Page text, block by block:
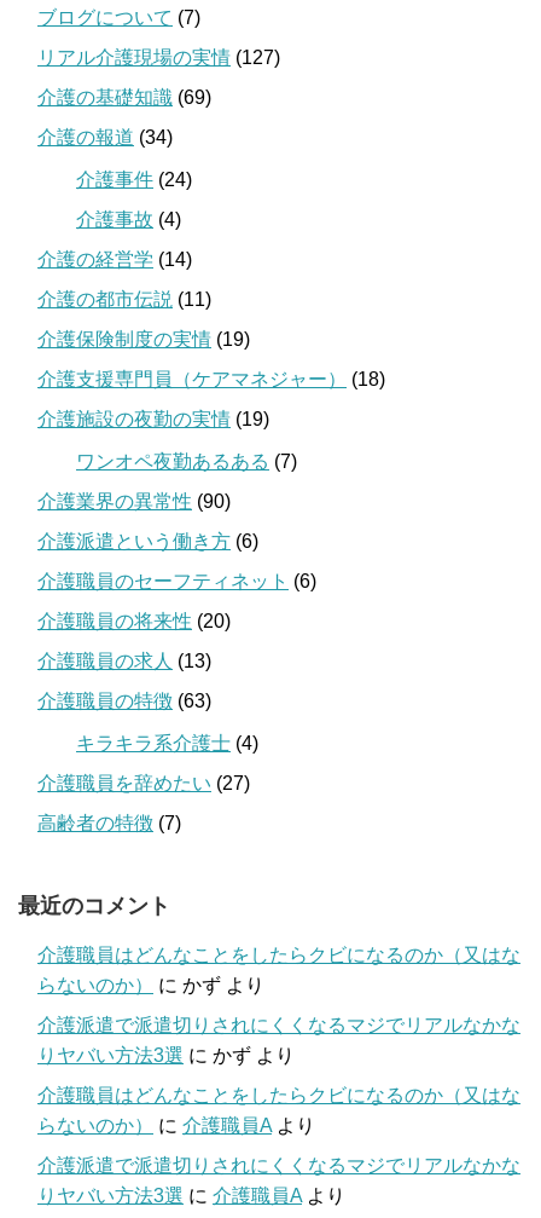
ブログについて (7)
リアル介護現場の実情 (127)
介護の基礎知識 (69)
介護の報道 (34)
介護事件 (24)
介護事故 (4)
介護の経営学 (14)
介護の都市伝説 (11)
介護保険制度の実情 (19)
介護支援専門員（ケアマネジャー）
(18)
介護施設の夜勤の実情 (19)
ワンオペ夜勤あるある (7)
介護業界の異常性 (90)
介護派遣という働き方 (6)
介護職員のセーフティネット (6)
介護職員の将来性 (20)
介護職員の求人 (13)
介護職員の特徴 (63)
キラキラ系介護士 (4)
介護職員を辞めたい (27)
高齢者の特徴 (7)
最近のコメント
介護職員はどんなことをしたらクビになるのか（又はな
らないのか）
に かず より
介護派遣で派遣切りされにくくなるマジでリアルなかな
りヤバい方法3選 に かず より
介護職員はどんなことをしたらクビになるのか（又はな
らないのか）
に 介護職員A より
介護派遣で派遣切りされにくくなるマジでリアルなかな
りヤバい方法3選 に 介護職員A より